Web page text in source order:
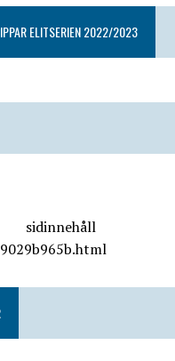
ELITSERIEN 2022/2023
sidinnehåll